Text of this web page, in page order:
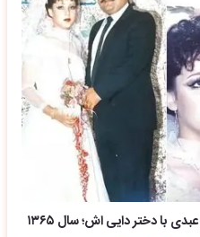
با دختر دایی اش؛ سال ۱۳۶۵